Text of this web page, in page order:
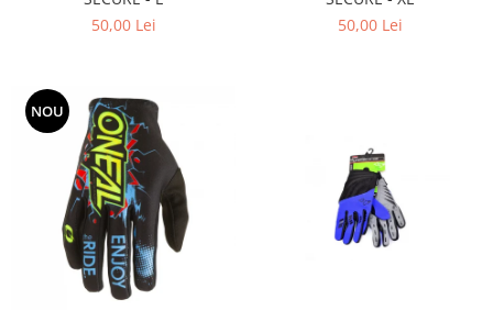
50,00 Lei
50,00 Lei
NOU